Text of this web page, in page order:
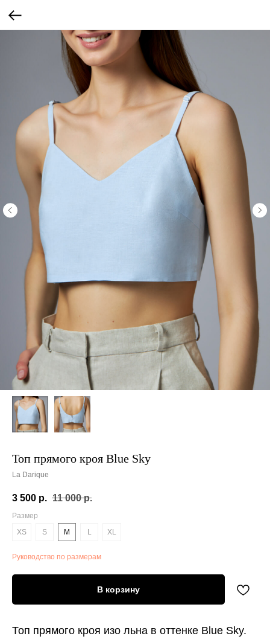
Топ прямого кроя Blue Sky
La Darique
3 500 р. 11 000 р.
Размер
XS
S M L XL
Руководство по размерам
В корзину
Топ прямого кроя изо льна в оттенке Blue Sky.